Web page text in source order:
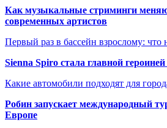
Как музыкальные стриминги
современных артистов
Первый раз в бассейн взрослому: что
Sienna Spiro стала главной
Какие автомобили подходят для
Робин запускает международный
Европе